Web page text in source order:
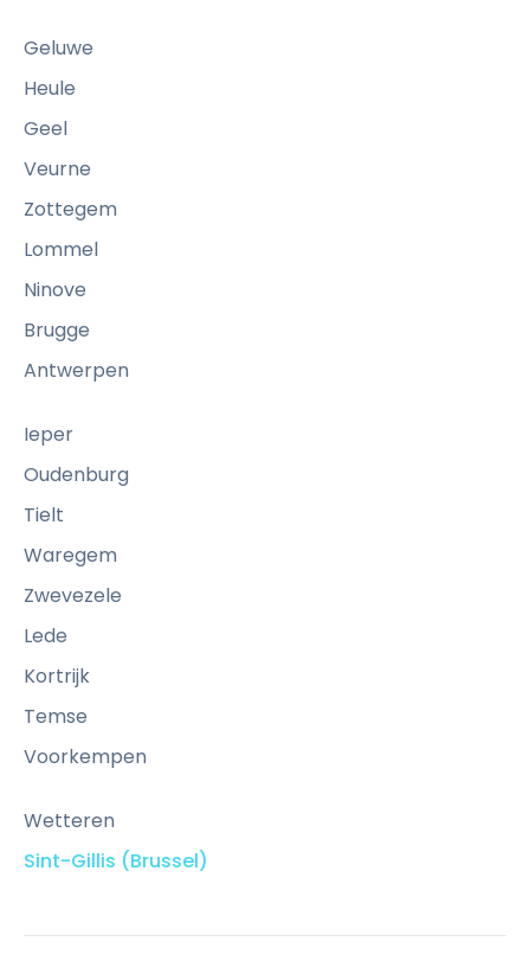
Geluwe
Heule
Geel
Veurne
Zottegem
Lommel
Ninove
Brugge
Antwerpen
Ieper
Oudenburg
Tielt
Waregem
Zwevezele
Lede
Kortrijk
Temse
Voorkempen
Wetteren
Sint-Gillis (Brussel)